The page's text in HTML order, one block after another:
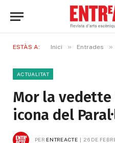
ESTÀS A: Inici » Entrades »
ACTUALITAT
Mor la vedette
icona del
PER ENTREACTE 26 DE